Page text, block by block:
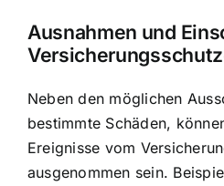
Ausnahmen und
Neben den möglichen
bestimmte Schäden,
Ereignisse vom
ausgenommen sein.